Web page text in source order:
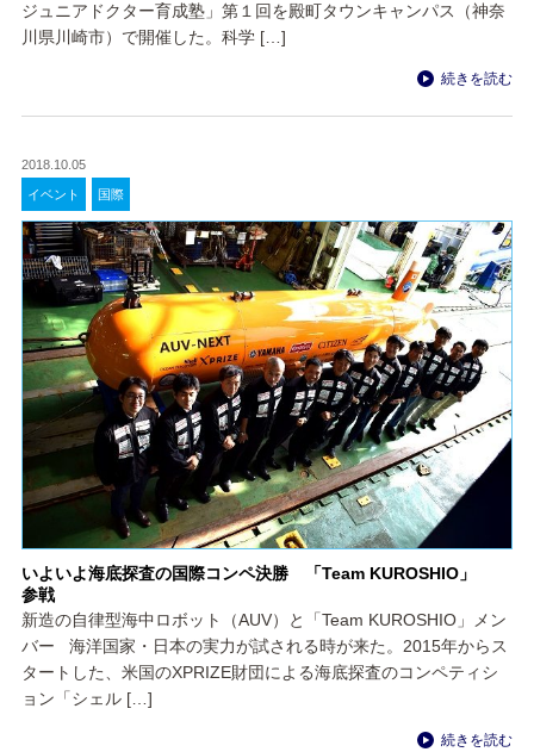
ジュニアドクター育成塾」第１回を殿町タウンキャンパス（神奈
川県川崎市）で開催した。科学 […]
続きを読む
2018.10.05
イベント 国際
いよいよ海底探査の国際コンペ決勝 「Team KUROSHIO」
参戦
新造の自律型海中ロボット（AUV）と「Team KUROSHIO」メン
バー 海洋国家・日本の実力が試される時が来た。2015年からス
タートした、米国のXPRIZE財団による海底探査のコンペティシ
ョン「シェル […]
続きを読む